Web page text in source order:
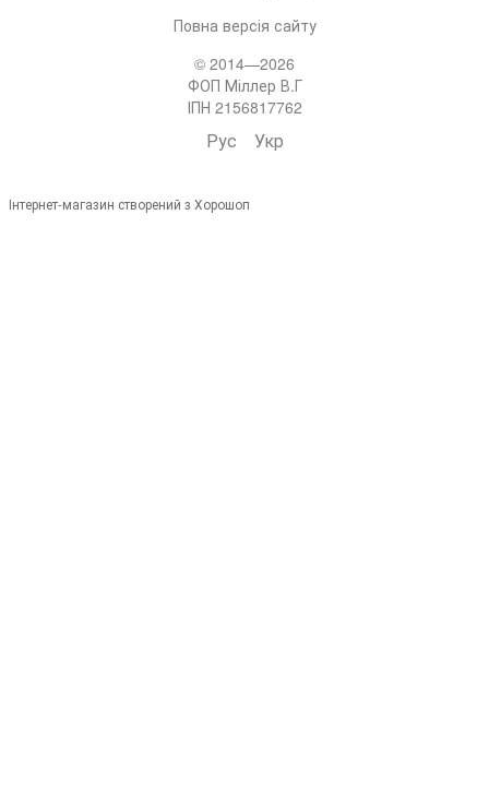
Повна версія сайту
© 2014—2026
ФОП Міллер В.Г
ІПН 2156817762
Рус Укр
Інтернет-магазин створений з Хорошоп